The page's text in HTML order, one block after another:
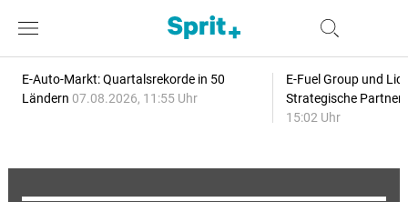
E-Auto-Markt: Quartalsrekorde in 50
Ländern 07.08.2026, 11:55 Uhr
E-Fuel Group und
Strategische
15:02 Uhr